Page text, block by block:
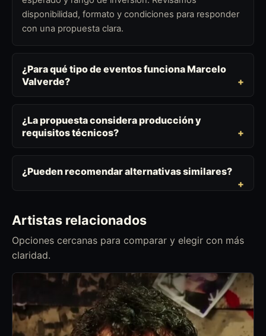
disponibilidad, formato y condiciones para responder
con una propuesta clara.
¿Para qué tipo de eventos funciona Marcelo
Valverde?
¿La propuesta considera producción y
requisitos técnicos?
¿Pueden recomendar alternativas similares?
Artistas relacionados
Opciones cercanas para comparar y elegir con más
claridad.